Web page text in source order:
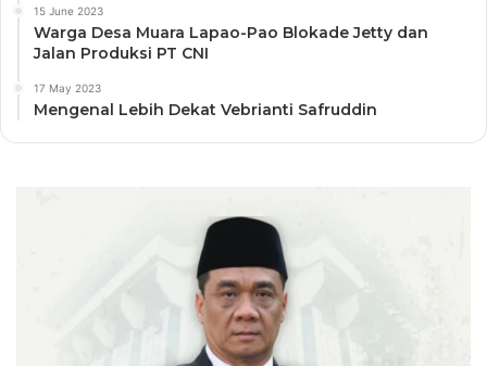
15 June 2023
Warga Desa Muara Lapao-Pao Blokade Jetty dan
Jalan Produksi PT CNI
17 May 2023
Mengenal Lebih Dekat Vebrianti Safruddin